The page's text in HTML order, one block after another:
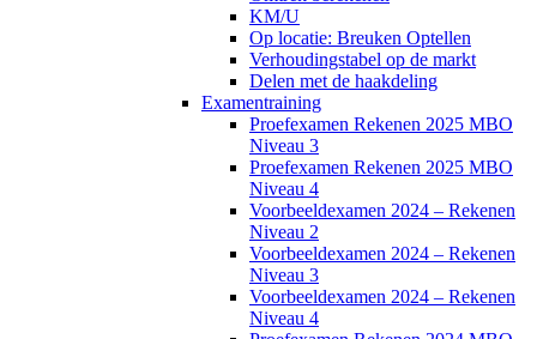
KM/U
Op locatie: Breuken Optellen
Verhoudingstabel op de markt
Delen met de haakdeling
Examentraining
Proefexamen Rekenen 2025 MBO
Niveau 3
Proefexamen Rekenen 2025 MBO
Niveau 4
Voorbeeldexamen 2024 – Rekenen
Niveau 2
Voorbeeldexamen 2024 – Rekenen
Niveau 3
Voorbeeldexamen 2024 – Rekenen
Niveau 4